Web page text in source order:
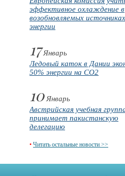
эффективное охлаждение в
возобновляемых источниках
энергии
17Январь
Ледовый каток в Дании
50% энергии на CO2
10Январь
Австрийская учебная
принимает пакистанскую
делегацию
• Читать остальные новости >>